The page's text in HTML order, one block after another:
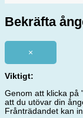
Bekräfta
×
Viktigt:
Genom att klicka på
att du utövar din
Frånträdandet kan